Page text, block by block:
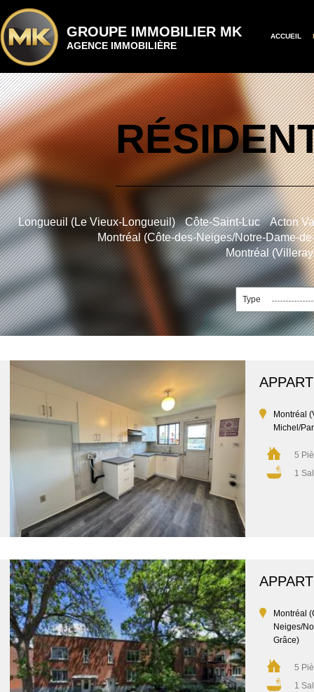
GROUPE IMMOBILIER MK
AGENCE IMMOBILIÈRE
ACCUEIL
Longueuil (Le Vieux-Longueuil) Côte-Saint-Luc
Acton
Montréal (Côte-des-Neiges/Notre-Dame-
Montréal
Type
Montréal
Michel/
5
1
Montréal
Neiges/
Grâce)
5
1